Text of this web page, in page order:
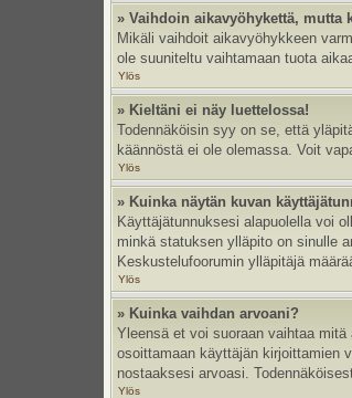
» Vaihdoin aikavyöhykettä, mutta
Mikäli vaihdoit aikavyöhykkeen
ole suuniteltu vaihtamaan tuota
Ylös
» Kieltäni ei näy luettelossa!
Todennäköisin syy on se, että
käännöstä ei ole olemassa. Voit
Ylös
» Kuinka näytän kuvan
Käyttäjätunnuksesi alapuolella voi
minkä statuksen ylläpito on sinulle
Keskustelufoorumin ylläpitäjä
Ylös
» Kuinka vaihdan arvoani?
Yleensä et voi suoraan vaihtaa
osoittamaan käyttäjän kirjoittamien
nostaaksesi arvoasi.
Ylös